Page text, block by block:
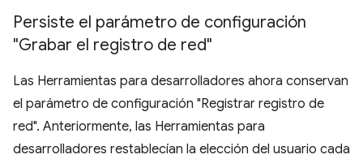
Persiste el parámetro de configuración
"Grabar el registro de red"
Las Herramientas para desarrolladores ahora conservan
el parámetro de configuración "Registrar registro de
red". Anteriormente, las Herramientas para
desarrolladores restablecían la elección del usuario cada